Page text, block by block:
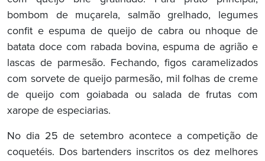
bombom de muçarela, salmão grelhado, legumes
confit e espuma de queijo de cabra ou nhoque de
batata doce com rabada bovina, espuma de agrião e
lascas de parmesão. Fechando, figos caramelizados
com sorvete de queijo parmesão, mil folhas de creme
de queijo com goiabada ou salada de frutas com
xarope de especiarias.
No dia 25 de setembro acontece a competição de
coquetéis. Dos bartenders inscritos os dez melhores